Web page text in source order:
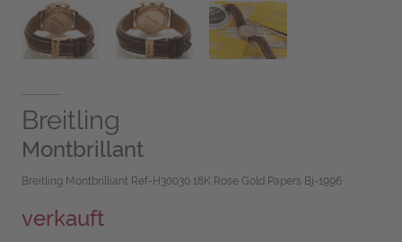
Breitling
Montbrillant
Breitling Montbrilliant Ref-H30030 18K Rose Gold Papers Bj-1996
verkauft